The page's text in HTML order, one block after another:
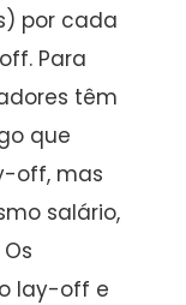
por cada
Para
têm
que
off, mas
salário,
lay-off e